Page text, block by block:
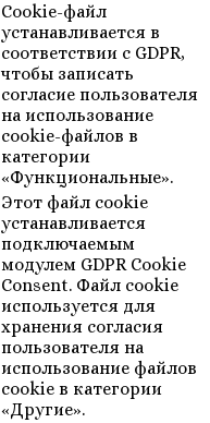
Cookie-файл
устанавливается в
соответствии с GDPR,
чтобы записать
согласие пользователя
на использование
cookie-файлов в
категории
«Функциональные».
Этот файл cookie
устанавливается
подключаемым
модулем GDPR Cookie
Consent. Файл cookie
используется для
хранения согласия
пользователя на
использование файлов
cookie в категории
«Другие».